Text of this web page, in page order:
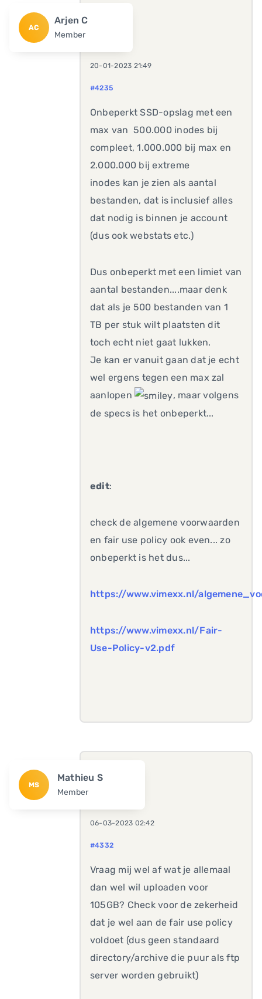
AC
Arjen C
Member
20-01-2023 21:49
#4235
Onbeperkt SSD-opslag met een
max van 500.000 inodes bij
compleet, 1.000.000 bij max en
2.000.000 bij extreme
inodes kan je zien als aantal
bestanden, dat is inclusief alles
dat nodig is binnen je account
(dus ook webstats etc.)
Dus onbeperkt met een limiet van
aantal bestanden....maar denk
dat als je 500 bestanden van 1
TB per stuk wilt plaatsten dit
toch echt niet gaat lukken.
Je kan er vanuit gaan dat je echt
wel ergens tegen een max zal
aanlopen
, maar volgens
de specs is het onbeperkt...
edit:
check de algemene voorwaarden
en fair use policy ook even... zo
onbeperkt is het dus...
https://www.vimexx.nl/
https://www.vimexx.nl/Fair-
Use-Policy-v2.pdf
MS
Mathieu S
Member
06-03-2023 02:42
#4332
Vraag mij wel af wat je allemaal
dan wel wil uploaden voor
105GB? Check voor de zekerheid
dat je wel aan de fair use policy
voldoet (dus geen standaard
directory/archive die puur als ftp
server worden gebruikt)